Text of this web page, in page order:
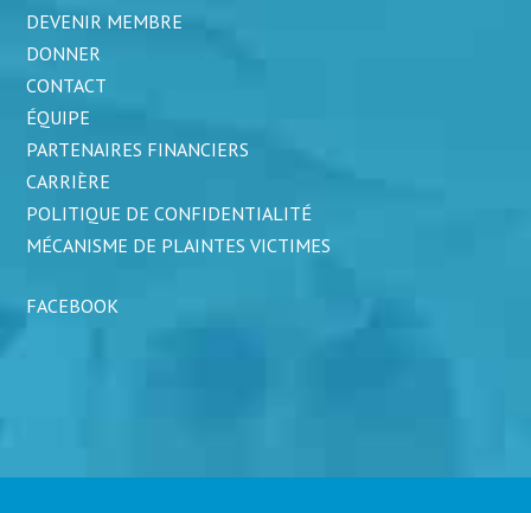
DEVENIR MEMBRE
DONNER
CONTACT
ÉQUIPE
PARTENAIRES FINANCIERS
CARRIÈRE
POLITIQUE DE CONFIDENTIALITÉ
MÉCANISME DE PLAINTES VICTIMES
FACEBOOK